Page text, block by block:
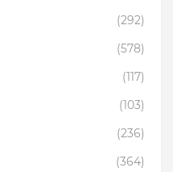
(292)
(578)
(117)
(103)
(236)
(364)